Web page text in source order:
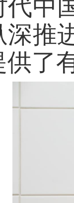
中
推
供了